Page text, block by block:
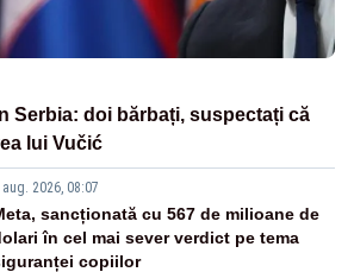
Serbia: doi bărbați, suspectați că
lui Vučić
2026, 08:07
sancționată cu 567 de milioane de
în cel mai sever verdict pe tema
copiilor